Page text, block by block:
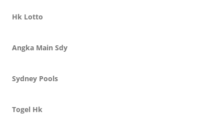
Hk Lotto
Angka Main Sdy
Sydney Pools
Togel Hk